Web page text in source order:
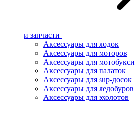
и запчасти
Аксессуары для лодок
Аксессуары для моторов
Аксессуары для
Аксессуары для палаток
Аксессуары для sup-досок
Аксессуары для ледобуров
Аксессуары для эхолотов